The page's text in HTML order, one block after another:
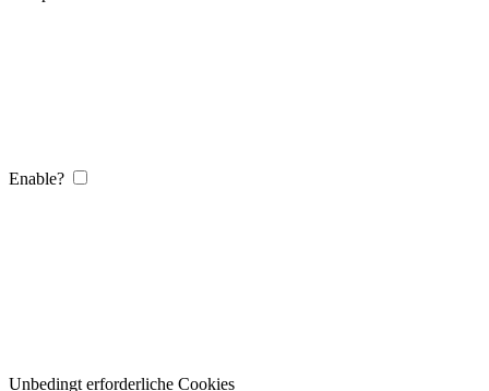
Enable?
Unbedingt erforderliche Cookies